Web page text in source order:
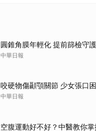
圓錐角膜年輕化 提前篩檢守
中華日報
咬硬物傷顳顎關節 少女張口
中華日報
空腹運動好不好？中醫教你